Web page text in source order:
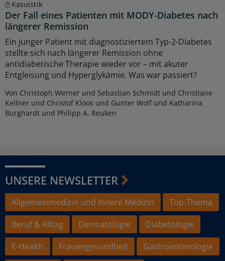
Kasuistik
Der Fall eines Patienten mit MODY-Diabetes nach
längerer Remission
Ein junger Patient mit diagnostiziertem Typ-2-Diabetes
stellte sich nach längerer Remission ohne
antidiabetische Therapie wieder vor – mit akuter
Entgleisung und Hyperglykämie. Was war passiert?
Von Christoph Werner und Sebastian Schmidt und Christiane
Kellner und Christof Kloos und Gunter Wolf und Katharina
Burghardt und Philipp A. Reuken
UNSERE NEWSLETTER
Allgemeinmedizin und Innere Medizin
Top-Thema
Beruf & Alltag
Dermatologie
Diabetologie
E-Health
Frauengesundheit
Gastroenterologie